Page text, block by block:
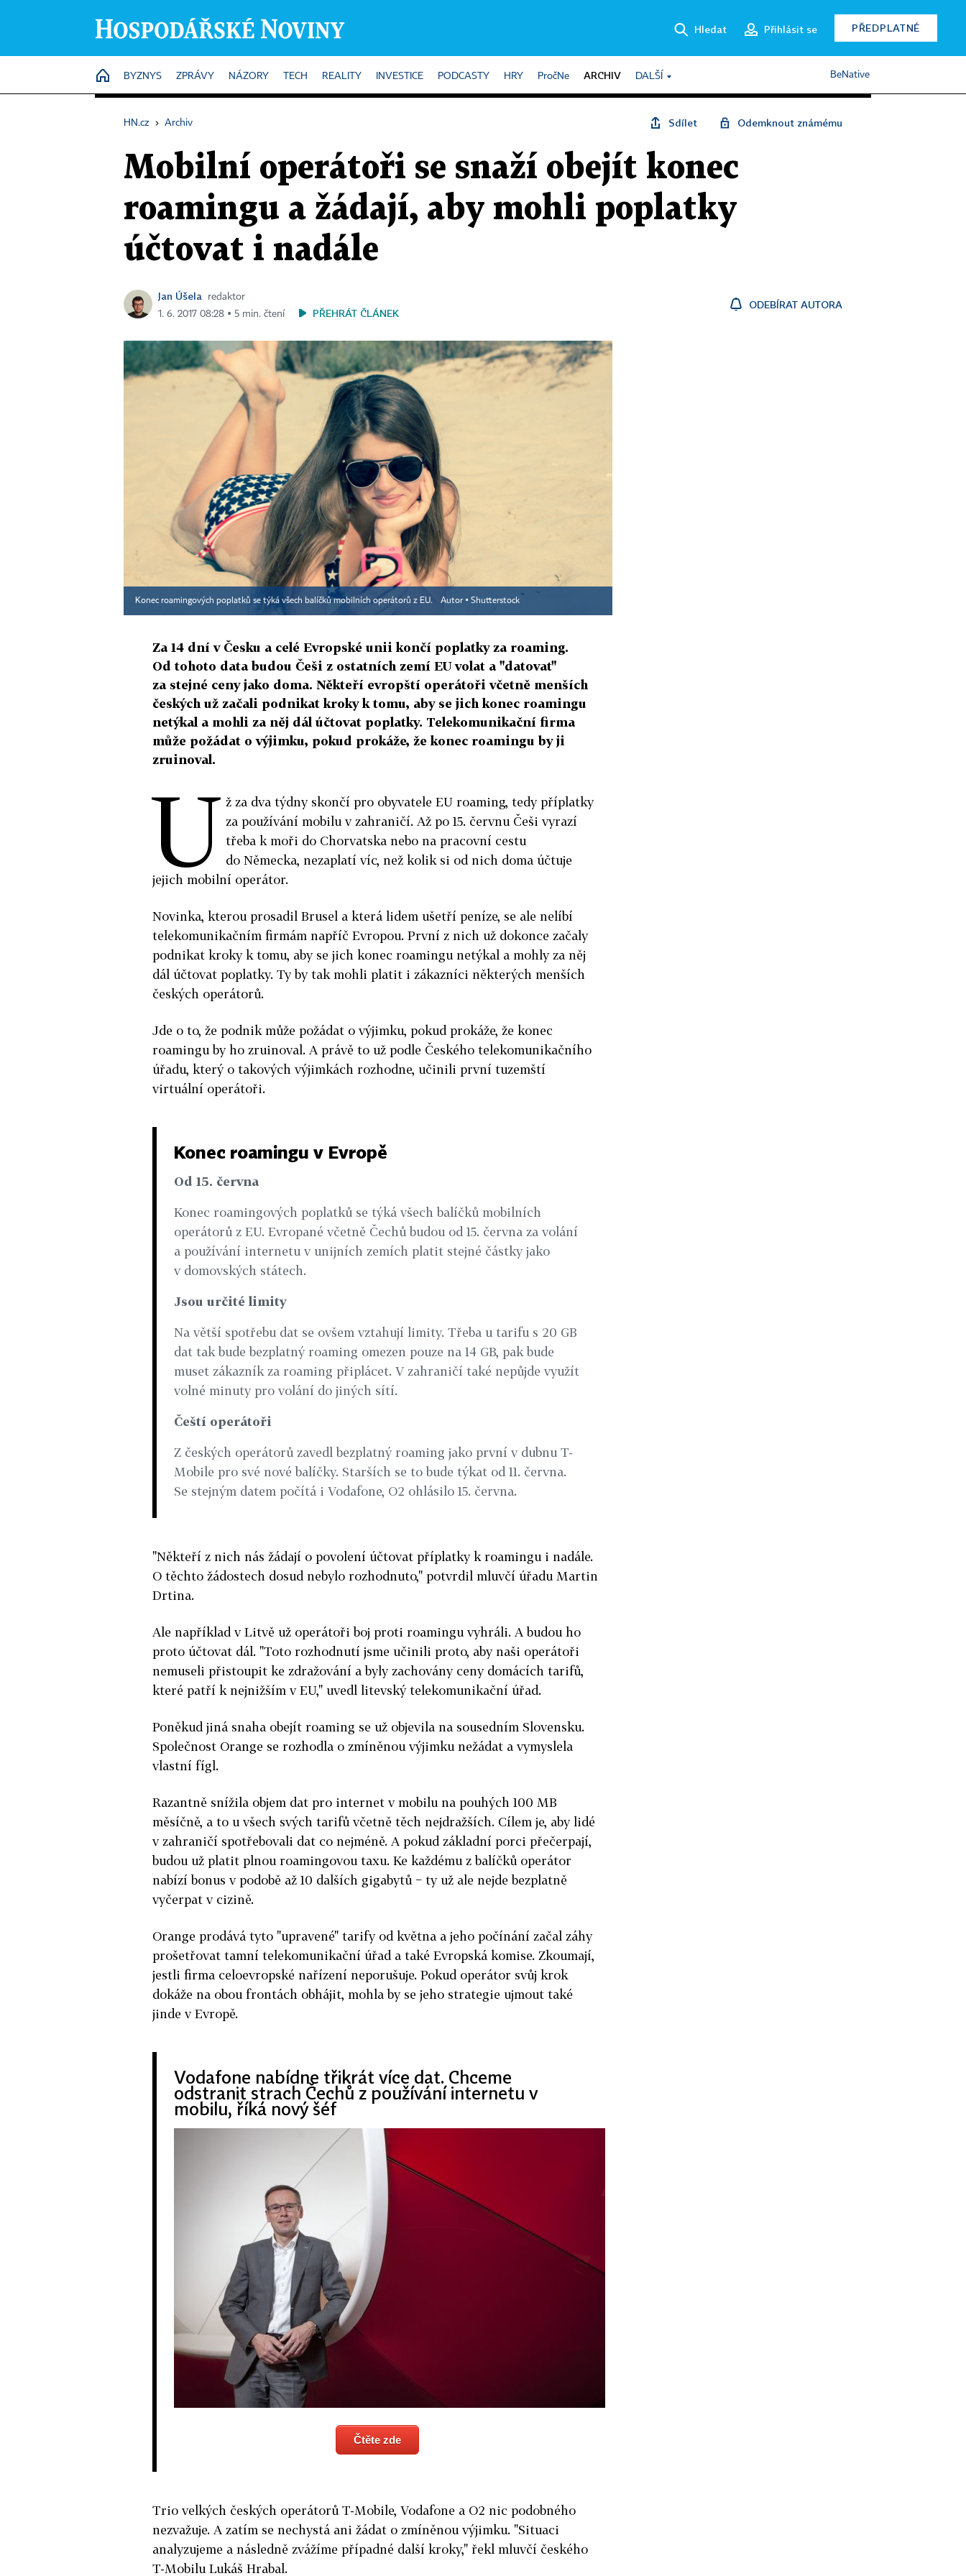
Hledat Přihlásit se PŘEDPLATNÉ
HOME
BYZNYS ZPRÁVY NÁZORY TECH REALITY INVESTICE PODCASTY HRY PročNe ARCHIV DALŠÍ BeNative
HN.cz › Archiv Sdílet Odemknout známému
Mobilní operátoři se snaží obejít konec
roamingu a žádají, aby mohli poplatky
účtovat i nadále
Jan Úšela
redaktor
1. 6. 2017 08:28 ▪ 5 min. čtení
PŘEHRÁT ČLÁNEK
ODEBÍRAT AUTORA
Konec roamingových poplatků se týká všech balíčků mobilních operátorů z EU. Autor ▪ Shutterstock
Za 14 dní v Česku a celé Evropské unii končí poplatky za roaming.
Od tohoto data budou Češi z ostatních zemí EU volat a "datovat"
za stejné ceny jako doma. Někteří evropští operátoři včetně menších
českých už začali podnikat kroky k tomu, aby se jich konec roamingu
netýkal a mohli za něj dál účtovat poplatky. Telekomunikační firma
může požádat o výjimku, pokud prokáže, že konec roamingu by ji
zruinoval.
U ž za dva týdny skončí pro obyvatele EU roaming, tedy příplatky
za používání mobilu v zahraničí. Až po 15. červnu Češi vyrazí
třeba k moři do Chorvatska nebo na pracovní cestu
do Německa, nezaplatí víc, než kolik si od nich doma účtuje
jejich mobilní operátor.
Novinka, kterou prosadil Brusel a která lidem ušetří peníze, se ale nelíbí
telekomunikačním firmám napříč Evropou. První z nich už dokonce začaly
podnikat kroky k tomu, aby se jich konec roamingu netýkal a mohly za něj
dál účtovat poplatky. Ty by tak mohli platit i zákazníci některých menších
českých operátorů.
Jde o to, že podnik může požádat o výjimku, pokud prokáže, že konec
roamingu by ho zruinoval. A právě to už podle Českého telekomunikačního
úřadu, který o takových výjimkách rozhodne, učinili první tuzemští
virtuální operátoři.
Konec roamingu v Evropě
Od 15. června
Konec roamingových poplatků se týká všech balíčků mobilních
operátorů z EU. Evropané včetně Čechů budou od 15. června za volání
a používání internetu v unijních zemích platit stejné částky jako
v domovských státech.
Jsou určité limity
Na větší spotřebu dat se ovšem vztahují limity. Třeba u tarifu s 20 GB
dat tak bude bezplatný roaming omezen pouze na 14 GB, pak bude
muset zákazník ­za roaming připlácet. V zahraničí také nepůjde využít
volné minuty pro volání do jiných sítí.
Čeští operátoři
Z českých operátorů zavedl bezplatný roaming jako první v dubnu T-
Mobile pro své nové balíčky. Starších se to bude týkat od 11. června.
Se stejným datem počítá i Vodafone, O2 ohlásilo 15. června.
"Někteří z nich nás žádají o povolení účtovat příplatky k roamingu i nadále.
O těchto žádostech dosud nebylo rozhodnuto," potvrdil mluvčí úřadu Martin
Drtina.
Ale například v Litvě už operátoři boj proti roamingu vyhráli. A budou ho
proto účtovat dál. "Toto rozhodnutí jsme učinili proto, aby naši operátoři
nemuseli přistoupit ke zdražování a byly zachovány ceny domácích tarifů,
které patří k nejnižším v EU," uvedl litevský telekomunikační úřad.
Poněkud jiná snaha obejít roaming se už objevila na sousedním Slovensku.
Společnost Orange se rozhodla o zmíněnou výjimku nežádat a vymyslela
vlastní fígl.
Razantně snížila objem dat pro internet v mobilu na pouhých 100 MB
měsíčně, a to u všech svých tarifů včetně těch nejdražších. Cílem je, aby lidé
v zahraničí spotřebovali dat co nejméně. A pokud základní porci přečerpají,
budou už platit plnou roamingovou taxu. Ke každému z balíčků operátor
nabízí bonus v podobě až 10 dalších gigabytů − ty už ale nejde bezplatně
vyčerpat v cizině.
Orange prodává tyto "upravené" tarify od května a jeho počínání začal záhy
prošetřovat tamní telekomunikační úřad a také Evropská komise. Zkoumají,
jestli firma celoevropské nařízení neporušuje. Pokud operátor svůj krok
dokáže na obou frontách obhájit, mohla by se jeho strategie ujmout také
jinde v Evropě.
Vodafone nabídne třikrát více dat. Chceme
odstranit strach Čechů z používání internetu v
mobilu, říká nový šéf
Čtěte zde
Trio velkých českých operátorů T-Mobile, Vodafone a O2 nic podobného
nezvažuje. A zatím se nechystá ani žádat o zmíněnou výjimku. "Situaci
analyzujeme a následně zvážíme případné další kroky," řekl mluvčí českého
T-Mobilu Lukáš Hrabal.